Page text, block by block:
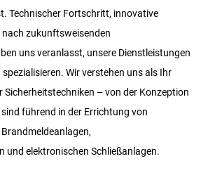
Technischer Fortschritt, innovative
nach zukunftsweisenden
uns veranlasst, unsere Dienstleistungen
Wir verstehen uns als Ihr
Sicherheitstechniken – von der Konzeption
führend in der Errichtung von
elektronischen Schließanlagen.